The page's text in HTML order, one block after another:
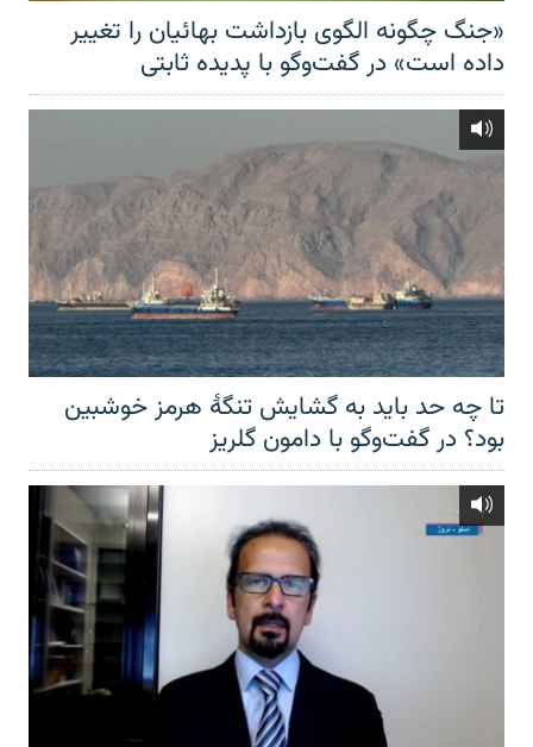
«جنگ چگونه الگوی بازداشت بهائیان را تغییر
داده است» در گفت‌وگو با پدیده ثابتی
تا چه حد باید به گشایش تنگهٔ هرمز خوشبین
بود؟ در گفت‌وگو با دامون گلریز